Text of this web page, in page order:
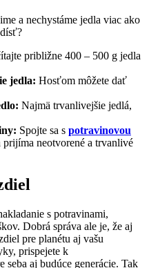
a nechystáme jedla viac ako
približne 400 – 500 g jedla
jedla: Hosťom môžete dať
Najmä trvanlivejšie jedlá,
Spojte sa s potravinovou
prijíma neotvorené a trvanlivé
s potravinami,
Dobrá správa ale je, že aj
pre planétu aj vašu
prispejete k
seba aj budúce generácie. Tak